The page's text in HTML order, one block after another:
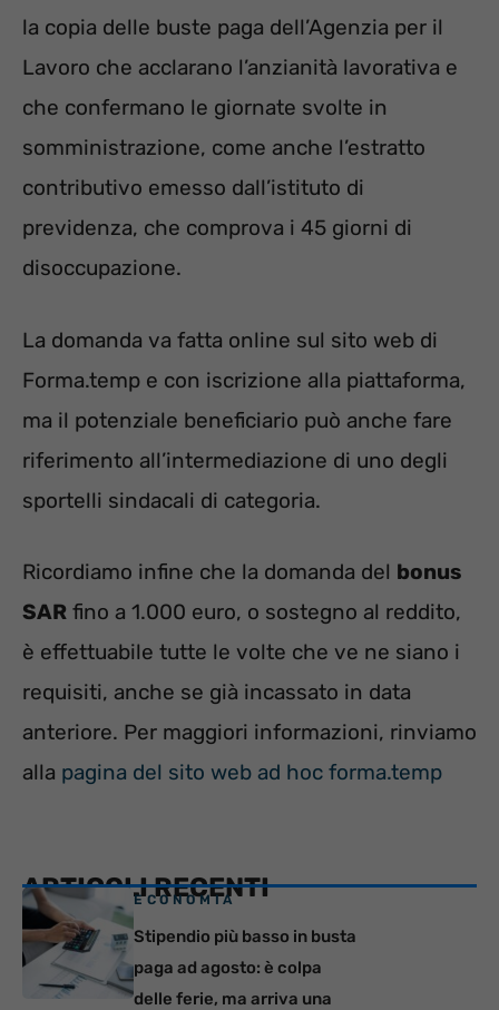
la copia delle buste paga dell’Agenzia per il
Lavoro che acclarano l’anzianità lavorativa e
che confermano le giornate svolte in
somministrazione, come anche l’estratto
contributivo emesso dall’istituto di
previdenza, che comprova i 45 giorni di
disoccupazione.
La domanda va fatta online sul sito web di
Forma.temp e con iscrizione alla piattaforma,
ma il potenziale beneficiario può anche fare
riferimento all’intermediazione di uno degli
sportelli sindacali di categoria.
Ricordiamo infine che la domanda del bonus
SAR fino a 1.000 euro, o sostegno al reddito,
è effettuabile tutte le volte che ve ne siano i
requisiti, anche se già incassato in data
anteriore. Per maggiori informazioni, rinviamo
alla pagina del sito web ad hoc forma.temp
ARTICOLI RECENTI
ECONOMIA
Stipendio più basso in busta
paga ad agosto: è colpa
delle ferie, ma arriva una